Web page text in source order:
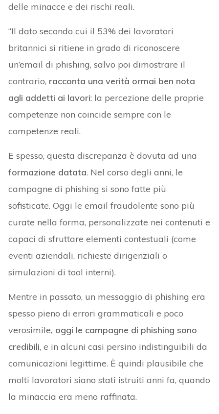
delle minacce e dei rischi reali.
“Il dato secondo cui il 53% dei lavoratori
britannici si ritiene in grado di riconoscere
un’email di phishing, salvo poi dimostrare il
contrario, racconta una verità ormai ben nota
agli addetti ai lavori: la percezione delle proprie
competenze non coincide sempre con le
competenze reali.
E spesso, questa discrepanza è dovuta ad una
formazione datata. Nel corso degli anni, le
campagne di phishing si sono fatte più
sofisticate. Oggi le email fraudolente sono più
curate nella forma, personalizzate nei contenuti e
capaci di sfruttare elementi contestuali (come
eventi aziendali, richieste dirigenziali o
simulazioni di tool interni).
Mentre in passato, un messaggio di phishing era
spesso pieno di errori grammaticali e poco
verosimile, oggi le campagne di phishing sono
credibili, e in alcuni casi persino indistinguibili da
comunicazioni legittime. È quindi plausibile che
molti lavoratori siano stati istruiti anni fa, quando
la minaccia era meno raffinata.